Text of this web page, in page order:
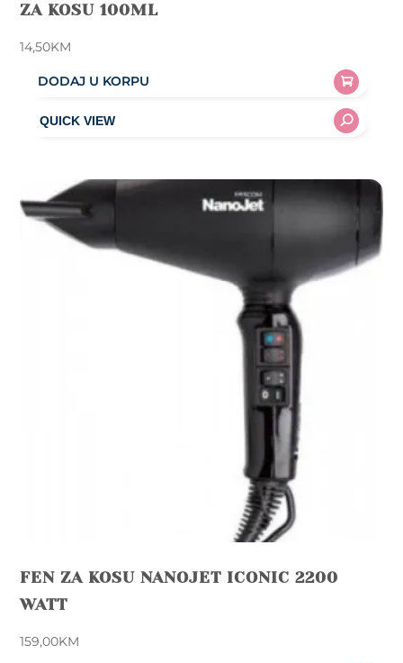
ZA KOSU 100ML
14,50KM
DODAJ U KORPU
FEN ZA KOSU NANOJET ICONIC 2200
WATT
159,00KM